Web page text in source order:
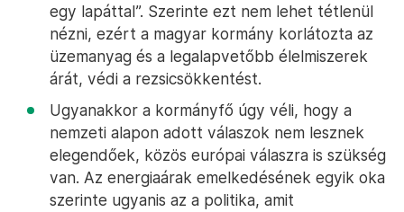
egy lapáttal”. Szerinte ezt nem lehet tétlenül
nézni, ezért a magyar kormány korlátozta az
üzemanyag és a legalapvetőbb élelmiszerek
árát, védi a rezsicsökkentést.
Ugyanakkor a kormányfő úgy véli, hogy a
nemzeti alapon adott válaszok nem lesznek
elegendőek, közös európai válaszra is szükség
van. Az energiaárak emelkedésének egyik oka
szerinte ugyanis az a politika, amit